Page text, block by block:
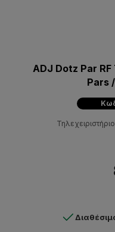
ADJ Dotz Par RF
Pars